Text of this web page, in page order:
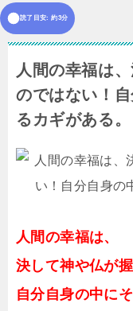
読了目安: 約3分
人間の幸福は
のではない！
るカギがある。
人間の幸福は、
決して神や仏が
自分自身の中に